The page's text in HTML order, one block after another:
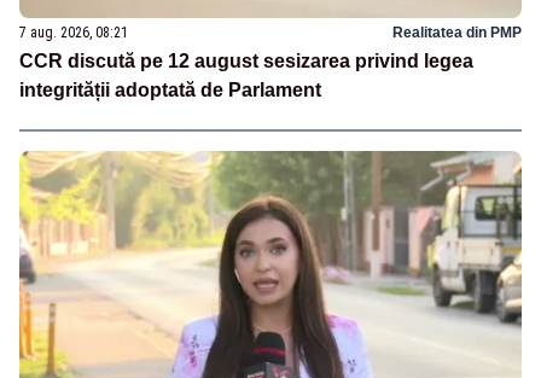
7 aug. 2026, 08:21 Realitatea din PMP
CCR discută pe 12 august sesizarea privind legea
integrității adoptată de Parlament